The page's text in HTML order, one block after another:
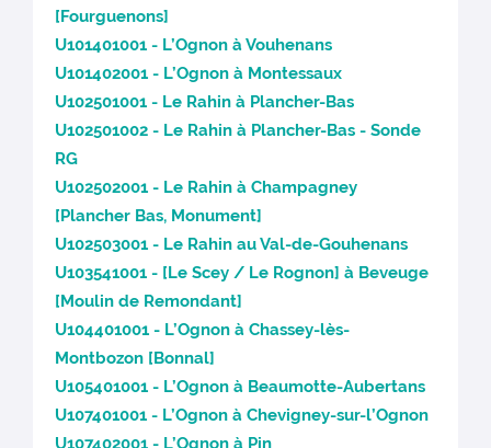
[Fourguenons]
U101401001 - L’Ognon à Vouhenans
U101402001 - L’Ognon à Montessaux
U102501001 - Le Rahin à Plancher-Bas
U102501002 - Le Rahin à Plancher-Bas - Sonde
RG
U102502001 - Le Rahin à Champagney
[Plancher Bas, Monument]
U102503001 - Le Rahin au Val-de-Gouhenans
U103541001 - [Le Scey / Le Rognon] à Beveuge
[Moulin de Remondant]
U104401001 - L’Ognon à Chassey-lès-
Montbozon [Bonnal]
U105401001 - L’Ognon à Beaumotte-Aubertans
U107401001 - L’Ognon à Chevigney-sur-l’Ognon
U107402001 - L’Ognon à Pin